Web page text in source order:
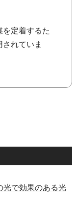
を定着するた
れていま
光で効果のある光